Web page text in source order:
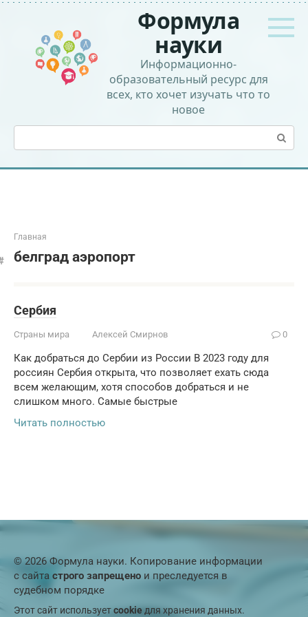
Перейти
контенту
Формула
науки
Информационно-
образовательный ресурс для
всех, кто хочет изучать что то
новое
Поиск:
Главная
белград аэропорт
Сербия
Страны мира Алексей Смирнов 0
Как добраться до Сербии из России В 2023 году для
россиян Сербия открыта, что позволяет ехать сюда
всем желающим, хотя способов добраться и не
слишком много. Самые быстрые
Читать полностью
© 2026 Формула науки. Копирование информации
с сайта строго запрещено и преследуется в
судебном порядке
Этот сайт используетcookieдля хранения данных.